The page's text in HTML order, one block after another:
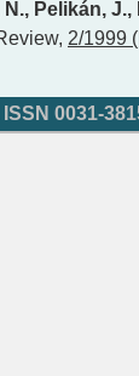
Pelikán,
, 2/1999
0031-